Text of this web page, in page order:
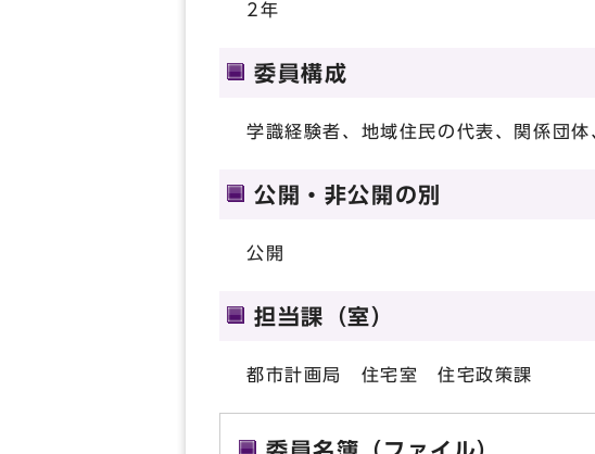
2年
委員構成
学識経験者、地域住民の代表、関係団体
公開・非公開の別
公開
担当課（室）
都市計画局 住宅室 住宅政策課
委員名簿（ファイル）